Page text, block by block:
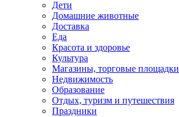
Дети
Домашние животные
Доставка
Еда
Красота и здоровье
Культура
Магазины, торговые площадки
Недвижимость
Образование
Отдых, туризм и путешествия
Праздники